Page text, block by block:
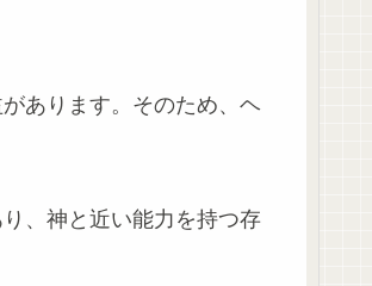
あります。そのため、ヘ
、神と近い能力を持つ存